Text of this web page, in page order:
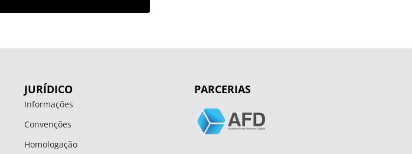
JURÍDICO
Informações
Convenções
Homologação
PARCERIAS